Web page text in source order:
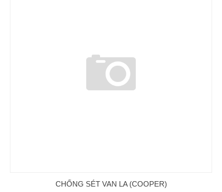
CHỐNG SÉT VAN LA (COOPER)